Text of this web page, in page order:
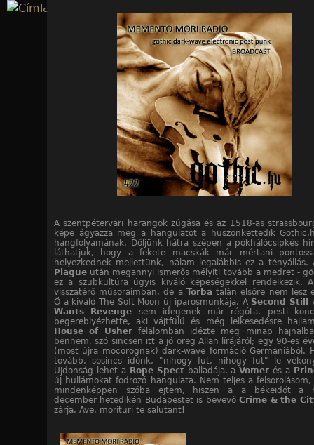
A szentpétervári harangok zúgása és az 1518-as
képe ágyazza meg a hangulatot a huszonkettedik
hangfolyamának. Dőljünk hátra szépen a pókhálócsipkés
láthatjuk, hogy a fekete macskák már mértani
helyezkednek mellettünk, nálam legalábbis ez a
Plague után megannyi ismerős mélyíti tovább a medret -
ez a szubkultúra úgyis kiváló képeségekkel rendelkezik.
visszatérő műsoraimban, de a Torba talán elsőre nem lesz
Ő a kiváló The Soft Moon új iparosmunkája. A Second Still
Wants Revenge sem idegenek már régóta, pesti
begereblyézhette, aki vájtfülű és még lelkesedésre
House of Usherfélálomban idézte meg minap
bennem, szó sincsen itt a jó öreg Allan lírájáról; egy 90-es
(most újra mocorognak) dark-wave formáció Germániából.
tovább, sosincs időnk, "nihogy fut, nihogy fut" le
Újdonság lehet a Rope Spectballadája, aVomer és a
új hullámokat fodrozó hangulata. Nem teljes a
mindenképpen szóba ejtem, hiszen a a békeidőt a
december hetedikén Budapestet is bevevőCrime & the
zárja. Ave, morituri te salutant!